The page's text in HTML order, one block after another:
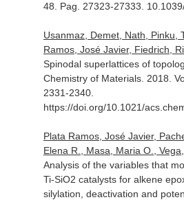
48. Pag. 27323-27333.
Usanmaz, Demet, Nath, Pinku,
Ramos, José Javier, Fiedrich,
Spinodal superlattices of
Chemistry of Materials. 2018.
2331-2340.
https://doi.org/10.1021/
Plata Ramos, José Javier,
Elena R., Masa, Maria O.,
Analysis of the variables that
Ti-SiO2 catalysts for alkene
silylation, deactivation and